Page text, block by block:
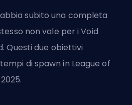
subito una completa
non vale per i Void
Questi due obiettivi
tempi di spawn in League of
.